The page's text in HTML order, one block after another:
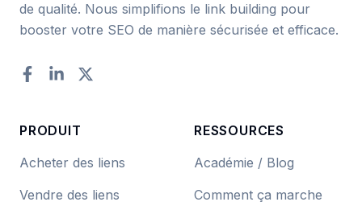
de qualité. Nous simplifions le link building pour
booster votre SEO de manière sécurisée et efficace.
Facebook
LinkedInTwitter
PRODUIT
Acheter des liens
Vendre des liens
RESSOURCES
Académie / Blog
Comment ça marche